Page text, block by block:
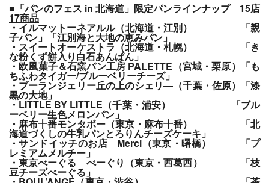
■「パンのフェス in 北海道」限定パンラインナップ 15店
17商品
・イルマットーネアルル（北海道・江別） 「親
子パン」「江別海と大地の恵みパン」
・スイートオーケストラ（北海道・札幌） 「き
な粉くず餅入り白石あんぱん」
・欧風菓子＆石窯パン工房 PALETTE（宮城・栗原）「も
ちふわタイガー/ブルーベリーチーズ」
・ブーランジェリー丘の上のシェリ―（千葉・佐原）「漆
黒の大地」
・LITTLE BY LITTLE（千葉・浦安） 「ブル
ーベリー生色メロンパン」
・麻布十番モンタボー（東京・麻布十番） 「北
海道づくしの牛乳パンとろりんチーズケーキ」
・サンドイッチのお店 Merci（東京・曙橋） 「プ
レミアムメルチー」
・東京べーぐる べーぐり（東京・西葛西） 「枝
豆チーズべーぐる」